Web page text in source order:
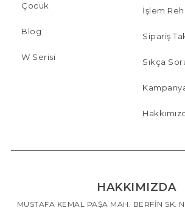
Çocuk
Blog
W Serisi
İşlem
Sipariş
Sıkça
HAKKIMIZDA
MUSTAFA KEMAL PAŞA MAH. BERFİN SK.